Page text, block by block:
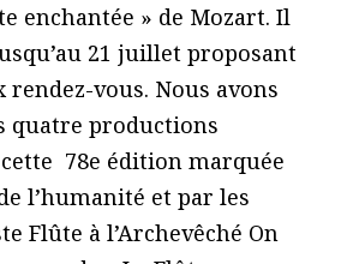
enchantée » de Mozart. Il
21 juillet proposant
rendez-vous. Nous avons
quatre productions
78e édition marquée
l’humanité et par les
Flûte à l’Archevêché On